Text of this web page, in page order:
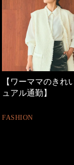
働く女性のバッグ